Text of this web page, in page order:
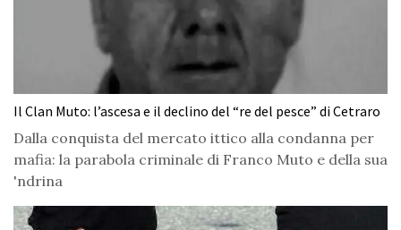
Il Clan Muto: l’ascesa e il declino del “re del pesce” di Cetraro
Dalla conquista del mercato ittico alla condanna per
mafia: la parabola criminale di Franco Muto e della sua
'ndrina